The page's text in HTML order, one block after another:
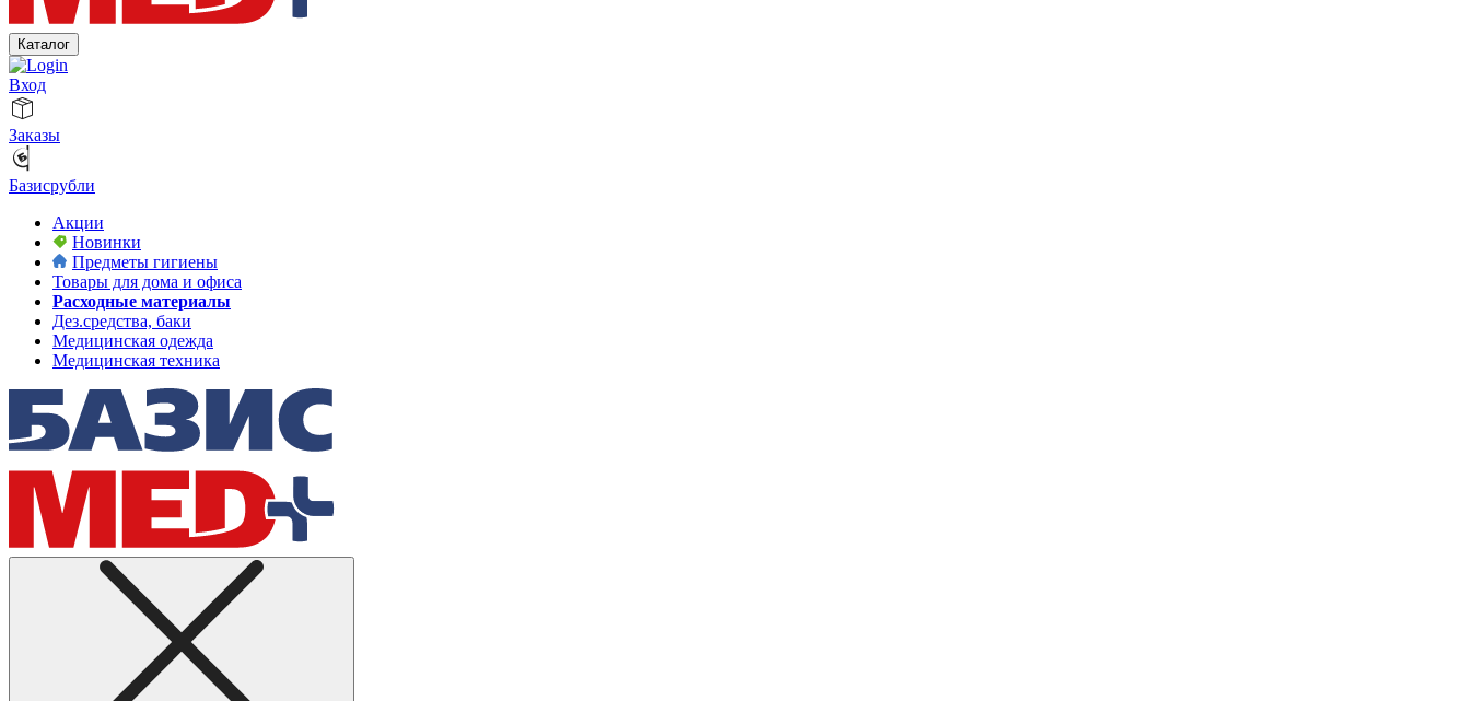
Каталог
Вход
Заказы
Базисрубли
Акции
Новинки
Предметы гигиены
Товары для дома и офиса
Расходные материалы
Дез.средства, баки
Медицинская одежда
Медицинская техника